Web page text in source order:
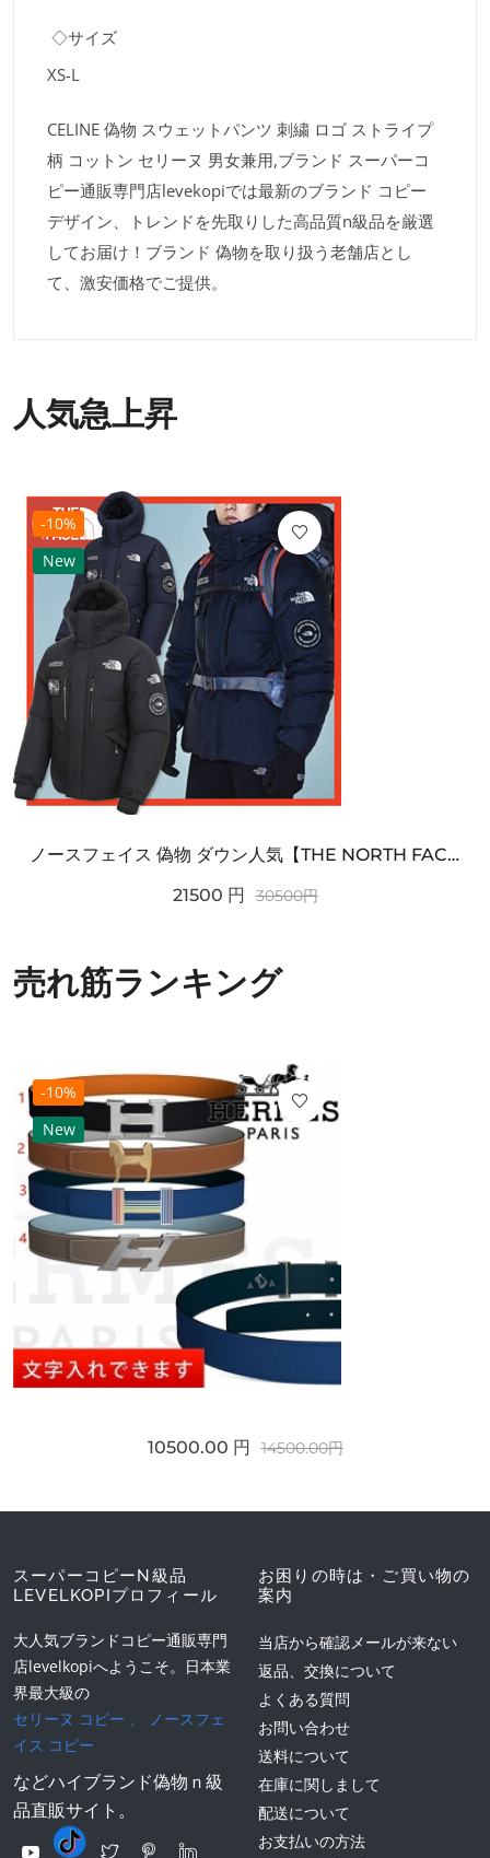
◇サイズ
XS-L
CELINE 偽物 スウェットパンツ 刺繍 ロゴ ストライプ
柄 コットン セリーヌ 男女兼用,ブランド スーパーコ
ピー通販専門店levekopiでは最新のブランド コピー
デザイン、トレンドを先取りした高品質n級品を厳選
してお届け！ブランド 偽物を取り扱う老舗店とし
て、激安価格でご提供。
人気急上昇
-10%
New
ノースフェイス 偽物 ダウン人気【THE NORTH FACE】M'S 7 SUMMIT HIM...
21500 円 30500円
売れ筋ランキング
-10%
New
10500.00 円 14500.00円
スーパーコピーN級品
LEVELKOPIプロフィール
大人気ブランドコピー通販専門
店levelkopiへようこそ。日本業
界最大級の
セリーヌ コピー 、
ノースフェ
イス コピー
などハイブランド偽物ｎ級
品直販サイト。
お困りの時は・ご買い物の
案内
当店から確認メールが来ない
返品、交換について
よくある質問
お問い合わせ
送料について
在庫に関しまして
配送について
お支払いの方法